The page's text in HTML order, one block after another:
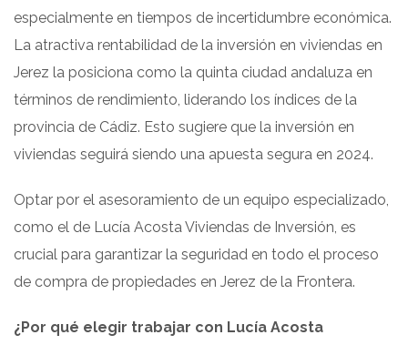
especialmente en tiempos de incertidumbre económica.
La atractiva rentabilidad de la inversión en viviendas en
Jerez la posiciona como la quinta ciudad andaluza en
términos de rendimiento, liderando los índices de la
provincia de Cádiz. Esto sugiere que la inversión en
viviendas seguirá siendo una apuesta segura en 2024.
Optar por el asesoramiento de un equipo especializado,
como el de Lucía Acosta Viviendas de Inversión, es
crucial para garantizar la seguridad en todo el proceso
de compra de propiedades en Jerez de la Frontera.
¿Por qué elegir trabajar con Lucía Acosta